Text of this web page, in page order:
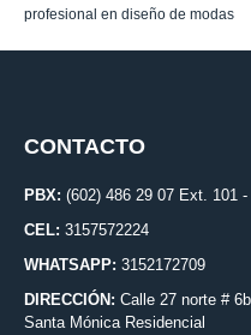
profesional en diseño de modas
CONTACTO
PBX: (602) 486 29 07 Ext. 101
CEL: 3157572224
WHATSAPP: 3152172709
DIRECCIÓN: Calle 27 norte #
Santa Mónica Residencial